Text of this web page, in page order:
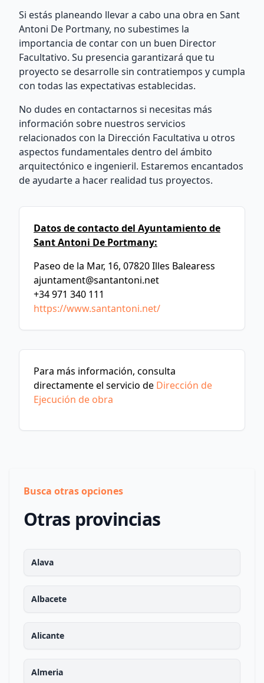
Si estás planeando llevar a cabo una obra en Sant
Antoni De Portmany, no subestimes la
importancia de contar con un buen Director
Facultativo. Su presencia garantizará que tu
proyecto se desarrolle sin contratiempos y cumpla
con todas las expectativas establecidas.
No dudes en contactarnos si necesitas más
información sobre nuestros servicios
relacionados con la Dirección Facultativa u otros
aspectos fundamentales dentro del ámbito
arquitectónico e ingenieril. Estaremos encantados
de ayudarte a hacer realidad tus proyectos.
Datos de contacto del Ayuntamiento de
Sant Antoni De Portmany:
Paseo de la Mar, 16, 07820 Illes Balearess
ajuntament@santantoni.net
+34 971 340 111
https://www.santantoni.net/
Para más información, consulta
directamente el servicio de Dirección de
Ejecución de obra
Busca otras opciones
Otras provincias
Alava
Albacete
Alicante
Almeria